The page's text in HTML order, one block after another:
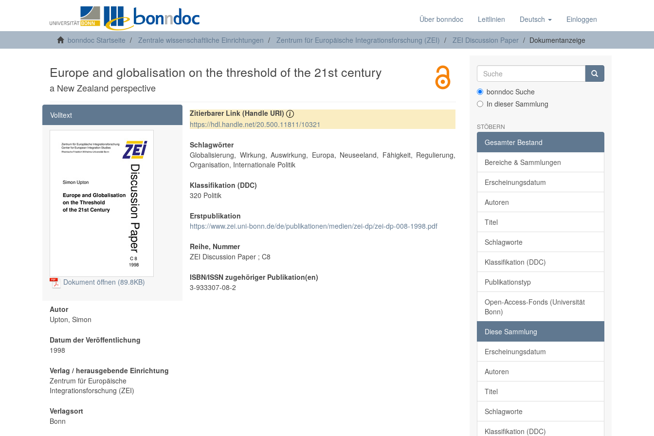
Über bonndoc Leitlinien Deutsch Einloggen
bonndoc Startseite Zentrale wissenschaftliche Einrichtungen Zentrum für Europäische Integrationsforschung (ZEI) ZEI Discussion Paper Dokumentanzeige
Europe and globalisation on the threshold of the 21st century
a New Zealand perspective
Volltext
Dokument öffnen (89.8KB)
Autor
Upton, Simon
Datum der Veröffentlichung
1998
Verlag / herausgebende Einrichtung
Zentrum für Europäische
Integrationsforschung (ZEI)
Verlagsort
Bonn
Zitierbarer Link (Handle URI)
https://hdl.handle.net/20.500.11811/10321
Schlagwörter
Globalisierung, Wirkung, Auswirkung, Europa, Neuseeland, Fähigkeit, Regulierung,
Organisation, Internationale Politik
Klassifikation (DDC)
320 Politik
Erstpublikation
https://www.zei.uni-bonn.de/de/publikationen/medien/zei-dp/zei-dp-008-1998.pdf
Reihe, Nummer
ZEI Discussion Paper ; C8
ISBN/ISSN zugehöriger Publikation(en)
3-933307-08-2
bonndoc Suche
In dieser Sammlung
STÖBERN
Gesamter Bestand
Bereiche & Sammlungen
Erscheinungsdatum
Autoren
Titel
Schlagworte
Klassifikation (DDC)
Publikationstyp
Open-Access-Fonds (Universität
Bonn)
Diese Sammlung
Erscheinungsdatum
Autoren
Titel
Schlagworte
Klassifikation (DDC)